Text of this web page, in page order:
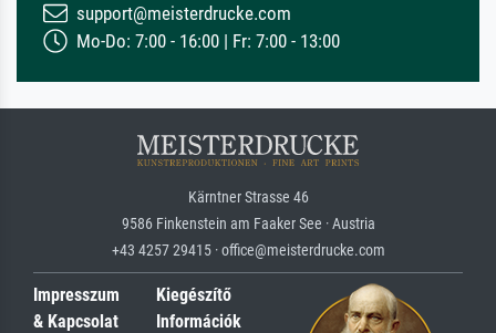
support@meisterdrucke.com
Mo-Do: 7:00 - 16:00 | Fr: 7:00 - 13:00
Kärntner Strasse 46
9586 Finkenstein am Faaker See · Austria
+43 4257 29415 · office@meisterdrucke.com
Impresszum
& Kapcsolat
Kiegészítő
Információk